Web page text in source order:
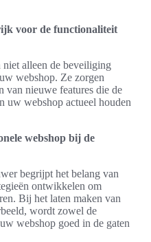
voor de functionaliteit
niet alleen de beveiliging
webshop. Ze zorgen
van nieuwe features die de
uw webshop actueel houden
webshop bij de
begrijpt het belang van
ontwikkelen om
Bij het laten maken van
wordt zowel de
webshop goed in de gaten